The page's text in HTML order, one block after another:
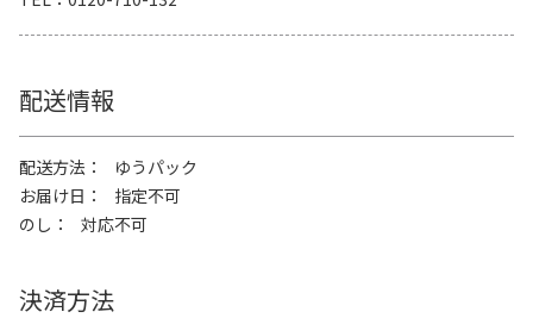
配送情報
配送方法
ゆうパック
お届け日
指定不可
のし
対応不可
決済方法